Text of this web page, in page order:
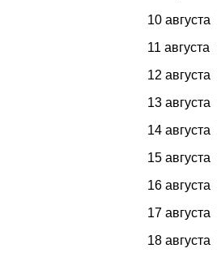
10 августа
11 августа
12 августа
13 августа
14 августа
15 августа
16 августа
17 августа
18 августа